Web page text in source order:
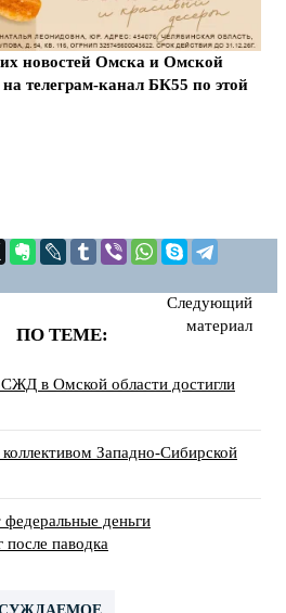
новостей Омска и Омской
телеграм-канал БК55 по этой
Следующий
материал
ПО ТЕМЕ:
в Омской области достигли
Западно-Сибирской
деньги
после паводка